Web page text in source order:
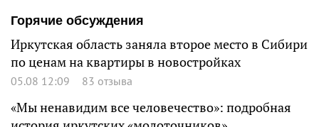
Горячие обсуждения
Иркутская область заняла второе место в Сибири
по ценам на квартиры в новостройках
05.08 12:09 83 отзыва
«Мы ненавидим все человечество»: подробная